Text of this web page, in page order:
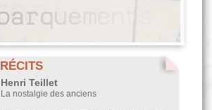
RÉCITS
Henri Teillet
La nostalgie des anciens